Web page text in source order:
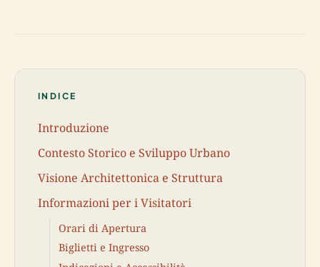
INDICE
Introduzione
Contesto Storico e Sviluppo Urbano
Visione Architettonica e Struttura
Informazioni per i Visitatori
Orari di Apertura
Biglietti e Ingresso